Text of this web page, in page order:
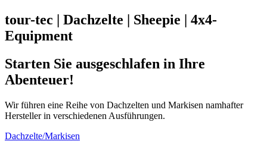
tour-tec | Dachzelte | Sheepie | 4x4-
Equipment
Starten Sie ausgeschlafen in Ihre
Abenteuer!
Wir führen eine Reihe von Dachzelten und Markisen namhafter
Hersteller in verschiedenen Ausführungen.
Dachzelte/Markisen